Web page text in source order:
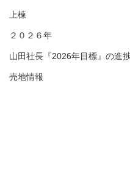
上棟
２０２６年
山田社長『2026年目標』の進
売地情報